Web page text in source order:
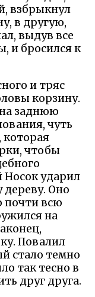
взбрыкнул
в другую,
выдув все
и бросился к
и тряс
корзину.
на заднюю
чуть
чтобы
ударил
дереву. Оно
почти всю
на
Повалил
стало темно
так тесно в
друг друга.